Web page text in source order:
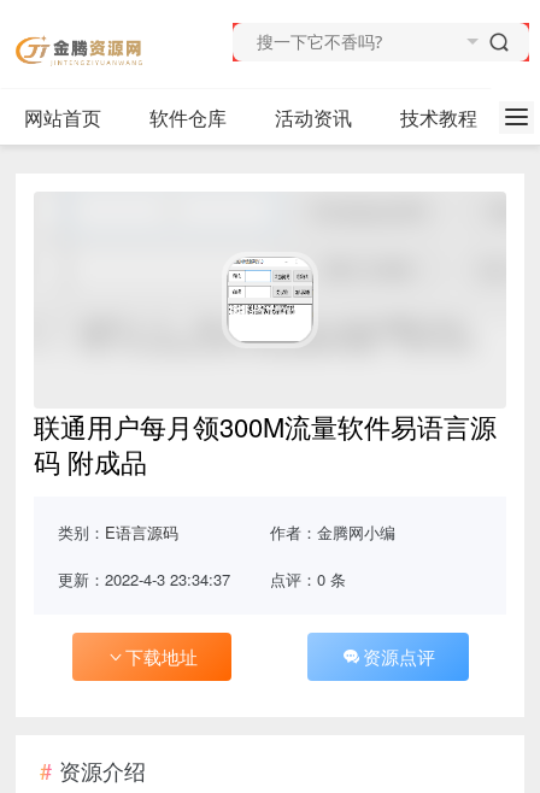
网站首页 软件仓库 活动资讯 技术教程
联通用户每月领300M流量软件易语言源
码 附成品
类别： E语言源码 作者：金腾网小编
更新：2022-4-3 23:34:37 点评：0 条
下载地址 资源点评
资源介绍